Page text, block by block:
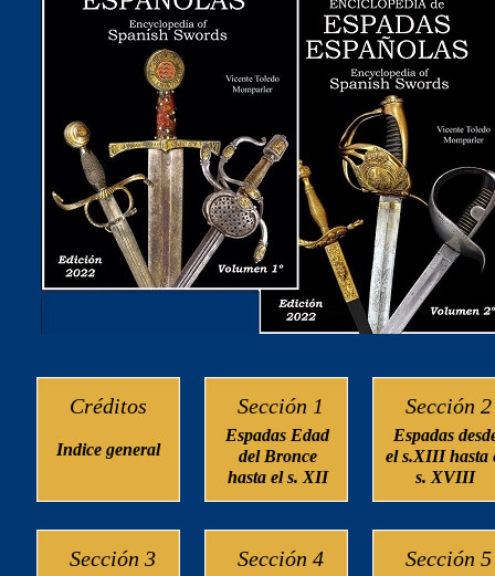
Créditos
Indice general
Sección 1
Espadas Edad
del Bronce
hasta el s. XII
Sección 2
Espadas
el s.XIII hasta
s. XVIII
Sección 3 Sección 4 Sección 5